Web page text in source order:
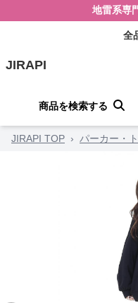
地雷系専
全
JIRAPI
商品を検索する
JIRAPI TOP › パーカー・